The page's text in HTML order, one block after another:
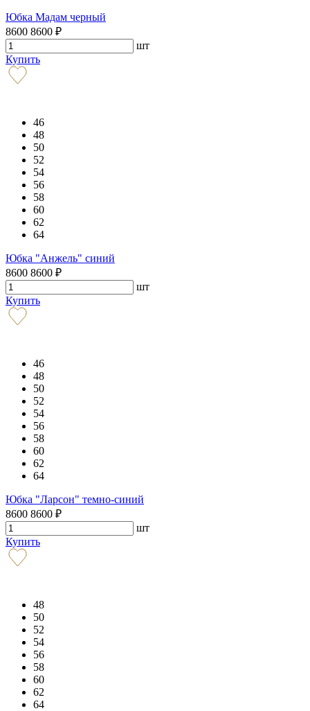
Юбка Мадам черный
8600 8600 ₽
шт
Купить
46
48
50
52
54
56
58
60
62
64
Юбка "Анжель" синий
8600 8600 ₽
шт
Купить
46
48
50
52
54
56
58
60
62
64
Юбка "Ларсон" темно-синий
8600 8600 ₽
шт
Купить
48
50
52
54
56
58
60
62
64